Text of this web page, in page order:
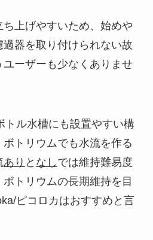
上げやすいため、始めや
器を取り付けられない故
ーザーも少なくありませ
トル水槽にも設置やすい構
トリウムでも水流を作る
あり と なし では維持難易度
ボトリウムの長期維持を目
ピコロカはおすすめ と言